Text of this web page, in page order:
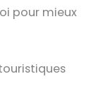
pour mieux